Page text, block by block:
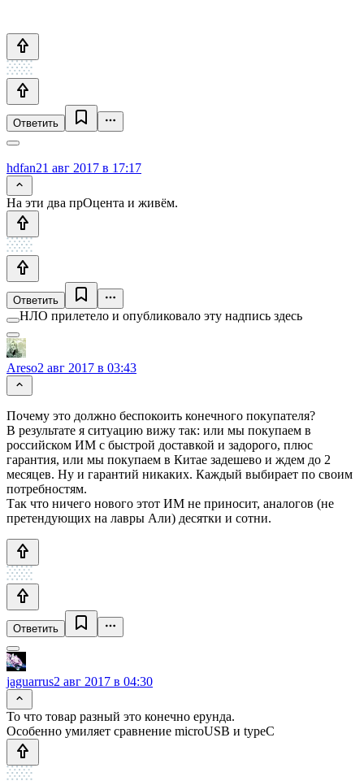
Ответить
hdfan21 авг 2017 в 17:17
На эти два прОцента и живём.
Ответить
НЛО прилетело и опубликовало эту надпись здесь
Areso2 авг 2017 в 03:43
Почему это должно беспокоить конечного покупателя?
В результате я ситуацию вижу так: или мы покупаем в
российском ИМ с быстрой доставкой и задорого, плюс
гарантия, или мы покупаем в Китае задешево и ждем до 2
месяцев. Ну и гарантий никаких. Каждый выбирает по своим
потребностям.
Так что ничего нового этот ИМ не приносит, аналогов (не
претендующих на лавры Али) десятки и сотни.
Ответить
jaguarrus2 авг 2017 в 04:30
То что товар разный это конечно ерунда.
Особенно умиляет сравнение microUSB и typeC